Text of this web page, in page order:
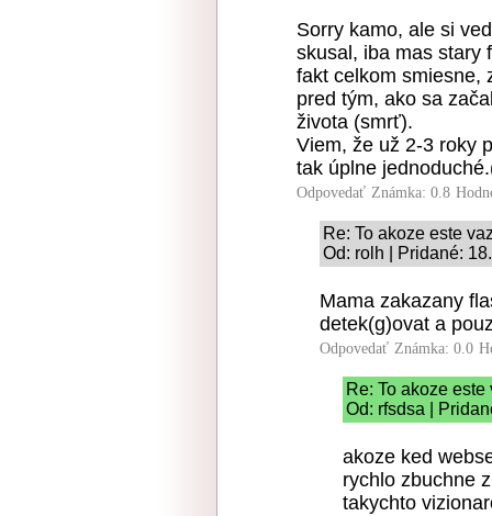
Sorry kamo, ale si
skusal, iba mas stary
fakt celkom smiesne,
pred tým, ako sa
života (smrť).
Viem, že už 2-3 roky
tak úplne
Odpovedať Známka: 0.8
Re: To akoze este
Od: rolh | Pridané:
Mama zakazany
detek(g)ovat a
Odpovedať Známka: 0.0
Re: To akoze
Od: rfsdsa |
akoze ked
rychlo zbuchne
takychto